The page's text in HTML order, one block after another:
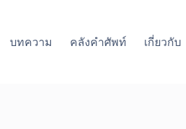
บทความ
คลังคำศัพท์ เกี่ยวกับ